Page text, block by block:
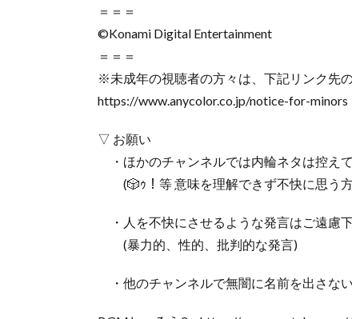
＝＝＝
©Konami Digital Entertainment
＝＝＝
※未成年の視聴者の方々は、下記リンク先
https://www.anycolor.co.jp/notice-for-minors
▽ お願い
・ほかのチャンネルでは内輪ネタは控え
(​🎲ｩ！等 意味を理解できず不快に思う
・人を不快にさせるような発言はご遠慮
(暴力的、性的、批判的な発言)
・他のチャンネルで無闇に名前を出さな